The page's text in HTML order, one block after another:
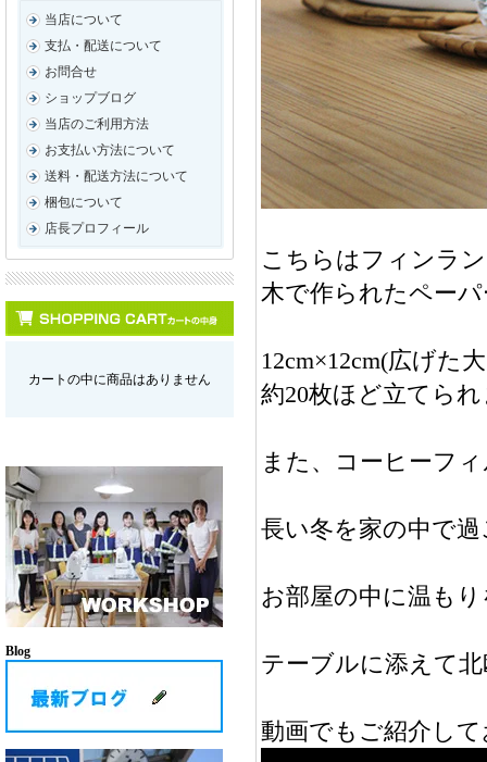
当店について
支払・配送について
お問合せ
ショップブログ
当店のご利用方法
お支払い方法について
送料・配送方法について
梱包について
店長プロフィール
カートの中に商品はありません
Blog
こちらはフィンラ
木で作られたペー
12cm×12cm(広げた
約20枚ほど立てら
また、コーヒーフ
長い冬を家の中で
お部屋の中に温も
テーブルに添えて
動画でもご紹介し